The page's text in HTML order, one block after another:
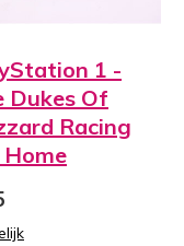
1 -
Dukes Of
Racing
Home